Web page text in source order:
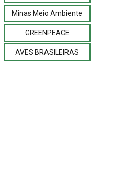
Minas Meio Ambiente
GREENPEACE
AVES BRASILEIRAS